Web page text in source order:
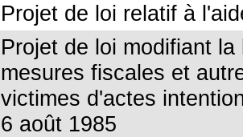
Projet de loi relatif à
Projet de loi modifiant
mesures fiscales et
victimes d'actes
6 août 1985